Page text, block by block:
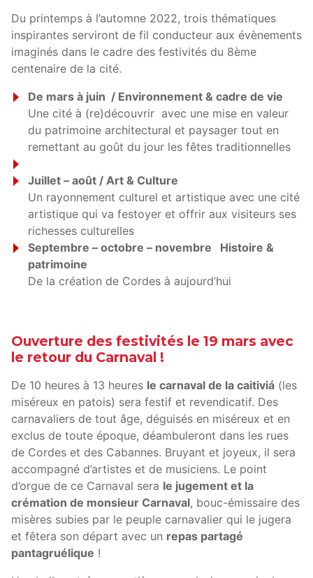
Du printemps à l’automne 2022, trois thématiques
inspirantes serviront de fil conducteur aux évènements
imaginés dans le cadre des festivités du 8ème
centenaire de la cité.
De mars à juin / Environnement & cadre de vie
Une cité à (re)découvrir avec une mise en valeur
du patrimoine architectural et paysager tout en
remettant au goût du jour les fêtes traditionnelles
Juillet – août / Art & Culture
Un rayonnement culturel et artistique avec une cité
artistique qui va festoyer et offrir aux visiteurs ses
richesses culturelles
Septembre – octobre – novembre Histoire &
patrimoine
De la création de Cordes à aujourd’hui
Ouverture des festivités le 19 mars avec
le retour du Carnaval !
De 10 heures à 13 heures le carnaval de la caitiviá (les
miséreux en patois) sera festif et revendicatif. Des
carnavaliers de tout âge, déguisés en miséreux et en
exclus de toute époque, déambuleront dans les rues
de Cordes et des Cabannes. Bruyant et joyeux, il sera
accompagné d’artistes et de musiciens. Le point
d’orgue de ce Carnaval sera le jugement et la
crémation de monsieur Carnaval, bouc-émissaire des
misères subies par le peuple carnavalier qui le jugera
et fêtera son départ avec un repas partagé
pantagruélique !